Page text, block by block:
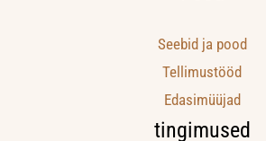
Seebid ja pood
Tellimustööd
Edasimüüjad
tingimused